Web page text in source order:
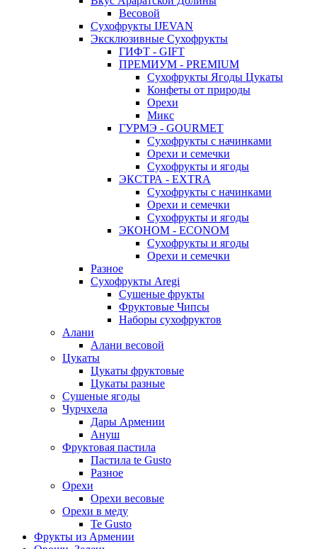
Весовой
Сухофрукты IJEVAN
Эксклюзивные Сухофрукты
ГИФТ - GIFT
ПРЕМИУМ - PREMIUM
Сухофрукты Ягоды Цукаты
Конфеты от природы
Орехи
Микс
ГУРМЭ - GOURMET
Сухофрукты с начинками
Орехи и семечки
Сухофрукты и ягоды
ЭКСТРА - EXTRA
Сухофрукты с начинками
Орехи и семечки
Сухофрукты и ягоды
ЭКОНОМ - ECONOM
Сухофрукты и ягоды
Орехи и семечки
Разное
Сухофрукты Aregi
Сушеные фрукты
Фруктовые Чипсы
Наборы сухофруктов
Алани
Алани весовой
Цукаты
Цукаты фруктовые
Цукаты разные
Сушеные ягоды
Чурчхела
Дары Армении
Ануш
Фруктовая пастила
Пастила te Gusto
Разное
Орехи
Орехи весовые
Орехи в меду
Te Gusto
Фрукты из Армении